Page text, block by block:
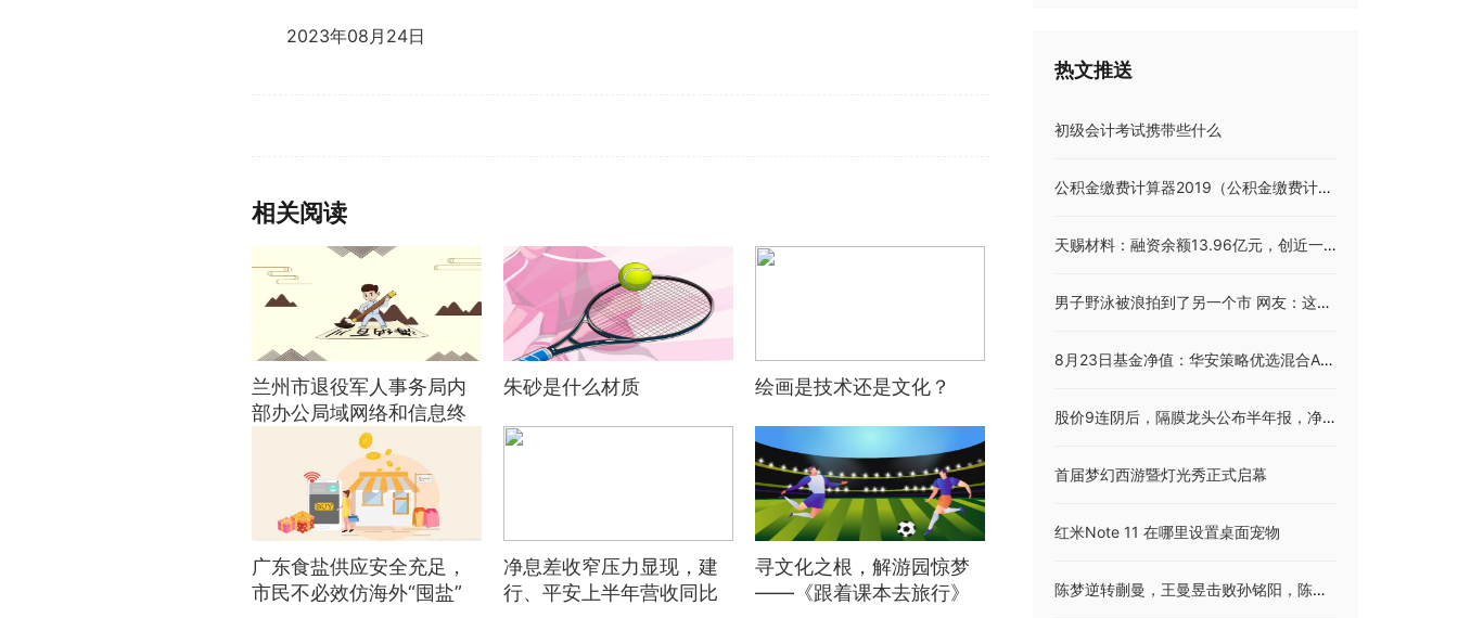
2023年08月24日
相关阅读
兰州市退役军人事务局内
部办公局域网络和信息终
端设备维护项目成交公告
朱砂是什么材质 绘画是技术还是文化？
广东食盐供应安全充足，
市民不必效仿海外“囤盐”
净息差收窄压力显现，建
行、平安上半年营收同比
寻文化之根，解游园惊梦
——《跟着课本去旅行》
热文推送
初级会计考试携带些什么
公积金缴费计算器2019（公积金缴费计算器）
天赐材料：融资余额13.96亿元，创近一年新低（08-23）
男子野泳被浪拍到了另一个市 网友：这真是人生全靠浪啊
8月23日基金净值：华安策略优选混合A最新净值1.7533，跌1.73%
股价9连阴后，隔膜龙头公布半年报，净利大幅滑坡！硅料价格6连涨，下游组件酝酿涨价，光伏企业盈利改善
首届梦幻西游暨灯光秀正式启幕
红米Note 11 在哪里设置桌面宠物
陈梦逆转蒯曼，王曼昱击败孙铭阳，陈幸同击败范思琦